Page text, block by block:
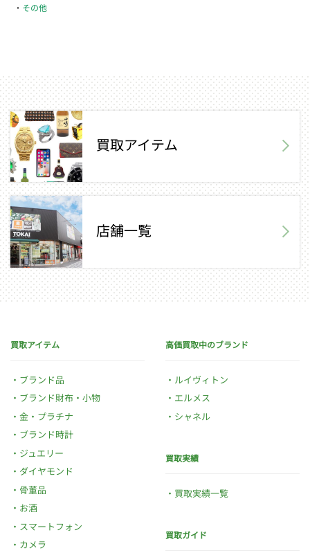
その他
買取アイテム
店舗一覧
買取アイテム
ブランド品
ブランド財布・小物
金・プラチナ
ブランド時計
ジュエリー
ダイヤモンド
骨董品
お酒
スマートフォン
カメラ
高価買取中のブランド
ルイヴィトン
エルメス
シャネル
買取実績
買取実績一覧
買取ガイド